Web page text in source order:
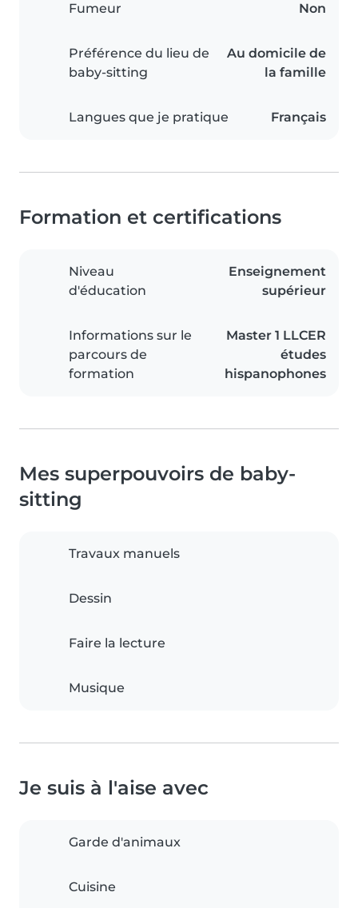
Fumeur Non
Préférence du lieu de
baby-sitting
Au domicile de
la famille
Langues que je pratique Français
Formation et certifications
Niveau
d'éducation
Enseignement
supérieur
Informations sur le
parcours de
formation
Master 1 LLCER
études
hispanophones
Mes superpouvoirs de baby-
sitting
Travaux manuels
Dessin
Faire la lecture
Musique
Je suis à l'aise avec
Garde d'animaux
Cuisine